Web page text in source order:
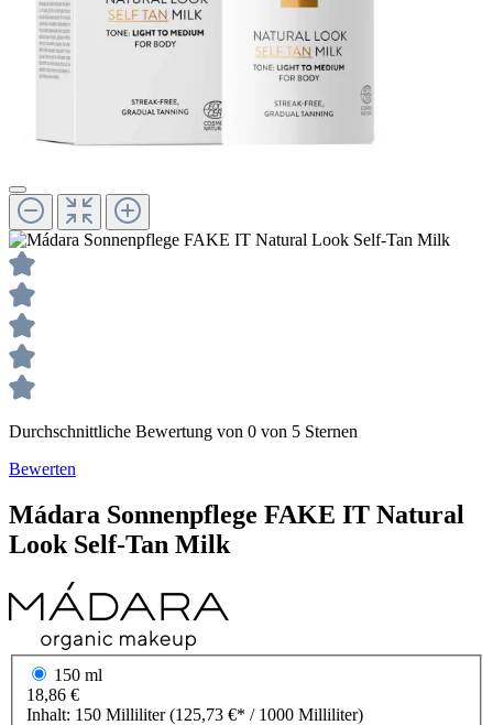
Durchschnittliche Bewertung von 0 von 5 Sternen
Bewerten
Mádara Sonnenpflege FAKE IT Natural
Look Self-Tan Milk
150 ml
18,86 €
Inhalt: 150 Milliliter(125,73 €* / 1000 Milliliter)